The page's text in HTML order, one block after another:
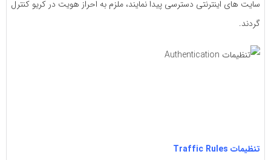
سایت های اینترنتی دسترسی پیدا نمایند، ملزم به احراز هویت در کریو کنترل
گردند.
تنظیمات Traffic Rules